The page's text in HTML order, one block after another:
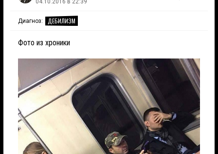
04.10.2016 в 22:39
Диагноз: ДЕБИЛИЗМ
Фото из хроники